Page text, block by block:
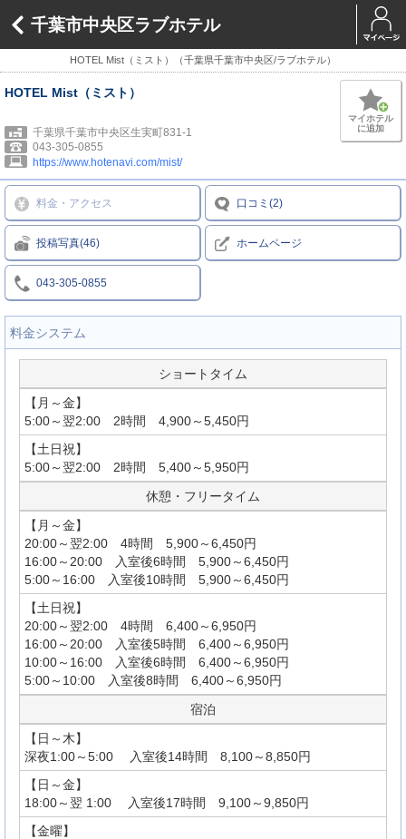
千葉市中央区ラブホテル
HOTEL Mist（ミスト）（千葉県千葉市中央区/ラブホテル）
HOTEL Mist（ミスト）
千葉県千葉市中央区生実町831-1
043-305-0855
https://www.hotenavi.com/mist/
マイホテル
に追加
料金・アクセス 口コミ(2)
投稿写真(46) ホームページ
043-305-0855
料金システム
ショートタイム
【月～金】
5:00～翌2:00 2時間 4,900～5,450円
【土日祝】
5:00～翌2:00 2時間 5,400～5,950円
休憩・フリータイム
【月～金】
20:00～翌2:00 4時間 5,900～6,450円
16:00～20:00 入室後6時間 5,900～6,450円
5:00～16:00 入室後10時間 5,900～6,450円
【土日祝】
20:00～翌2:00 4時間 6,400～6,950円
16:00～20:00 入室後5時間 6,400～6,950円
10:00～16:00 入室後6時間 6,400～6,950円
5:00～10:00 入室後8時間 6,400～6,950円
宿泊
【日～木】
深夜1:00～5:00 入室後14時間 8,100～8,850円
【日～金】
18:00～翌 1:00 入室後17時間 9,100～9,850円
【金曜】